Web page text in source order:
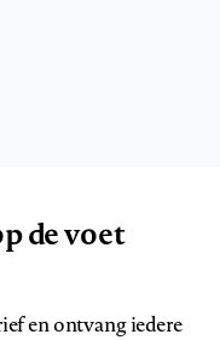
de voet
en ontvang iedere